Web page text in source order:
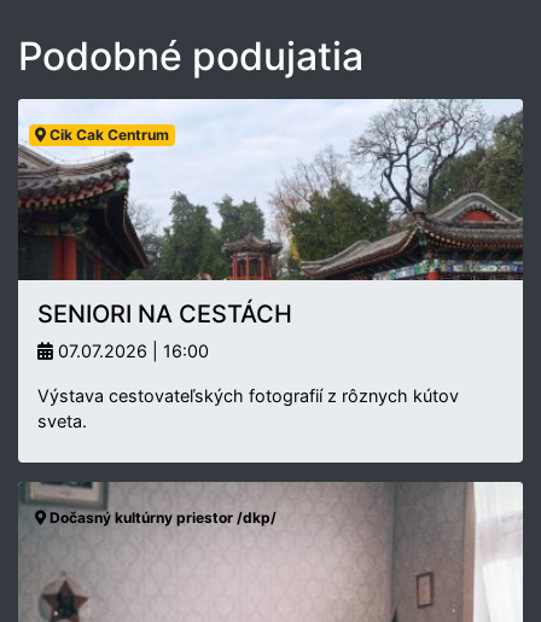
Podobné podujatia
Cik Cak Centrum
SENIORI NA CESTÁCH
07.07.2026 | 16:00
Výstava cestovateľských fotografií z rôznych kútov
sveta.
Dočasný kultúrny priestor /dkp/